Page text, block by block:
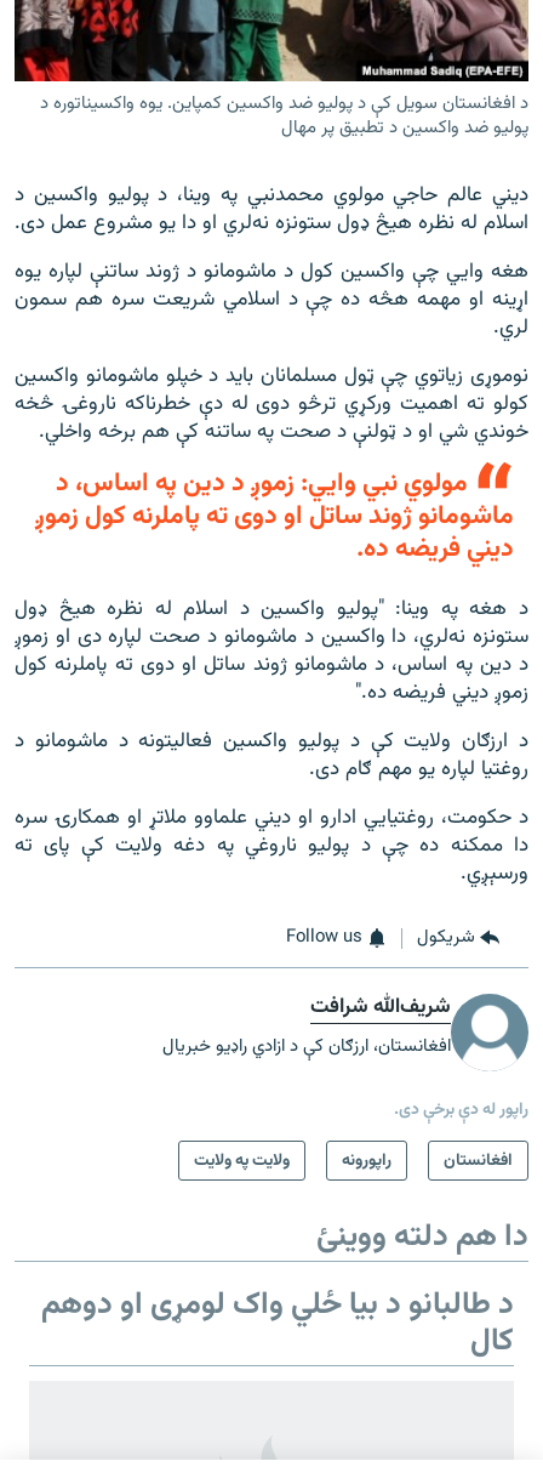
د افغانستان سویل کې د پولیو ضد واکسین کمپاین. یوه واکسیناتوره د
پولیو ضد واکسین د تطبیق پر مهال
دیني عالم حاجي مولوي محمدنبي په وینا، د پولیو واکسین د
اسلام له نظره هیڅ ډول ستونزه نه‌لري او دا یو مشروع عمل دی.
هغه وایي چې واکسین کول د ماشومانو د ژوند ساتنې لپاره یوه
اړینه او مهمه هڅه ده چې د اسلامي شریعت سره هم سمون
لري.
نوموړی زیاتوي چې ټول مسلمانان باید د خپلو ماشومانو واکسین
کولو ته اهمیت ورکړي ترڅو دوی له دې خطرناکه ناروغۍ څخه
خوندي شي او د ټولنې د صحت په ساتنه کې هم برخه واخلي.
مولوي نبي وايي: زموږ د دین په اساس، د
ماشومانو ژوند ساتل او دوی ته پاملرنه کول زموږ
دیني فریضه ده.
د هغه په وینا: "پولیو واکسین د اسلام له نظره هیڅ ډول
ستونزه نه‌لري، دا واکسین د ماشومانو د صحت لپاره دی او زموږ
د دین په اساس، د ماشومانو ژوند ساتل او دوی ته پاملرنه کول
زموږ دیني فریضه ده."
د ارزګان ولایت کې د پولیو واکسین فعالیتونه د ماشومانو د
روغتیا لپاره یو مهم ګام دی.
د حکومت، روغتیايي ادارو او دیني علماوو ملاتړ او همکارۍ سره
دا ممکنه ده چې د پولیو ناروغي په دغه ولایت کې پای ته
ورسېږي.
شريکول Follow us
شریف‌الله شرافت
افغانستان، ارزګان کې د ازادي راډیو خبریال
راپور له دې برخې دی.
افغانستان
راپورونه ولایت په ولایت
دا هم دلته ووینئ
د طالبانو د بیا ځلي واک لومړی او دوهم
کال